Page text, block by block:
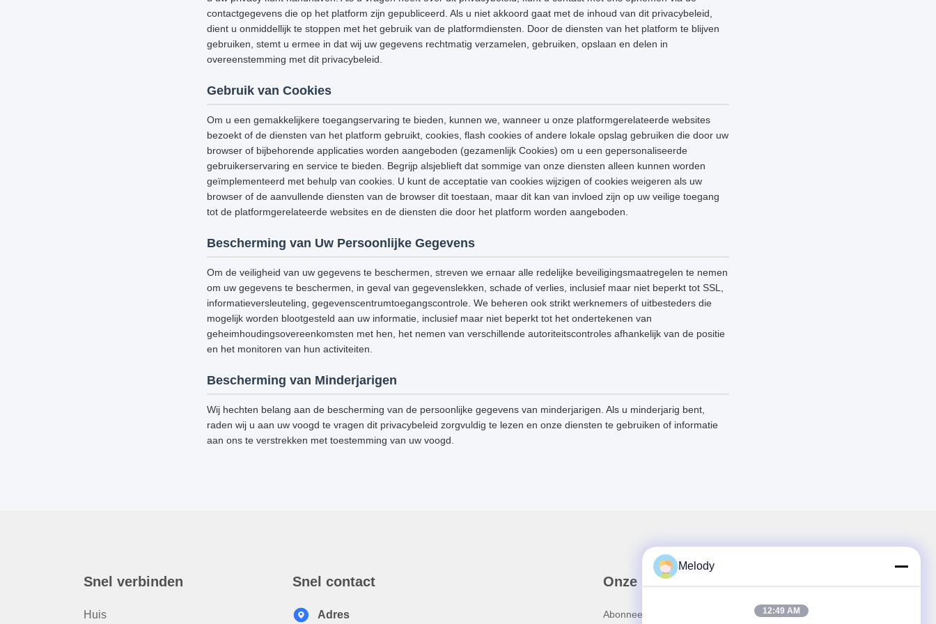
contactgegevens die op het platform zijn gepubliceerd. Als u niet akkoord gaat met de inhoud van dit privacybeleid,
dient u onmiddellijk te stoppen met het gebruik van de platformdiensten. Door de diensten van het platform te blijven
gebruiken, stemt u ermee in dat wij uw gegevens rechtmatig verzamelen, gebruiken, opslaan en delen in
overeenstemming met dit privacybeleid.
Gebruik van Cookies
Om u een gemakkelijkere toegangservaring te bieden, kunnen we, wanneer u onze platformgerelateerde websites
bezoekt of de diensten van het platform gebruikt, cookies, flash cookies of andere lokale opslag gebruiken die door uw
browser of bijbehorende applicaties worden aangeboden (gezamenlijk Cookies) om u een gepersonaliseerde
gebruikerservaring en service te bieden. Begrijp alsjeblieft dat sommige van onze diensten alleen kunnen worden
geïmplementeerd met behulp van cookies. U kunt de acceptatie van cookies wijzigen of cookies weigeren als uw
browser of de aanvullende diensten van de browser dit toestaan, maar dit kan van invloed zijn op uw veilige toegang
tot de platformgerelateerde websites en de diensten die door het platform worden aangeboden.
Bescherming van Uw Persoonlijke Gegevens
Om de veiligheid van uw gegevens te beschermen, streven we ernaar alle redelijke beveiligingsmaatregelen te nemen
om uw gegevens te beschermen, in geval van gegevenslekken, schade of verlies, inclusief maar niet beperkt tot SSL,
informatieversleuteling, gegevenscentrumtoegangscontrole. We beheren ook strikt werknemers of uitbesteders die
mogelijk worden blootgesteld aan uw informatie, inclusief maar niet beperkt tot het ondertekenen van
geheimhoudingsovereenkomsten met hen, het nemen van verschillende autoriteitscontroles afhankelijk van de positie
en het monitoren van hun activiteiten.
Bescherming van Minderjarigen
Wij hechten belang aan de bescherming van de persoonlijke gegevens van minderjarigen. Als u minderjarig bent,
raden wij u aan uw voogd te vragen dit privacybeleid zorgvuldig te lezen en onze diensten te gebruiken of informatie
aan ons te verstrekken met toestemming van uw voogd.
Snel verbinden
Huis
Snel contact
Adres
Onze Nieuwsbrief
Abonneer u op onze nieuwsbrief voor kortingen en
Melody
12:49 AM